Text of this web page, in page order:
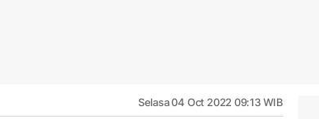
Selasa 04 Oct 2022 09:13 WIB